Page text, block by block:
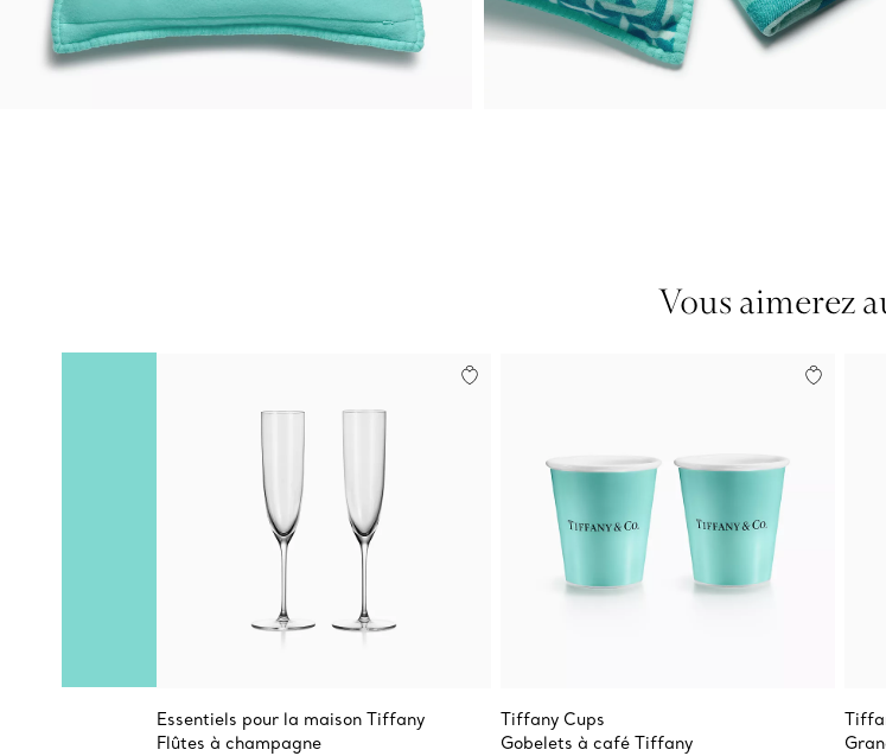
Vous aimerez
Essentiels pour la maison Tiffany
Flûtes à champagne
Tiffany Cups
Gobelets à café Tiffany